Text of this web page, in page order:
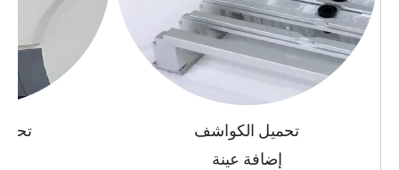
تحميل الكواشف
إضافة عينة